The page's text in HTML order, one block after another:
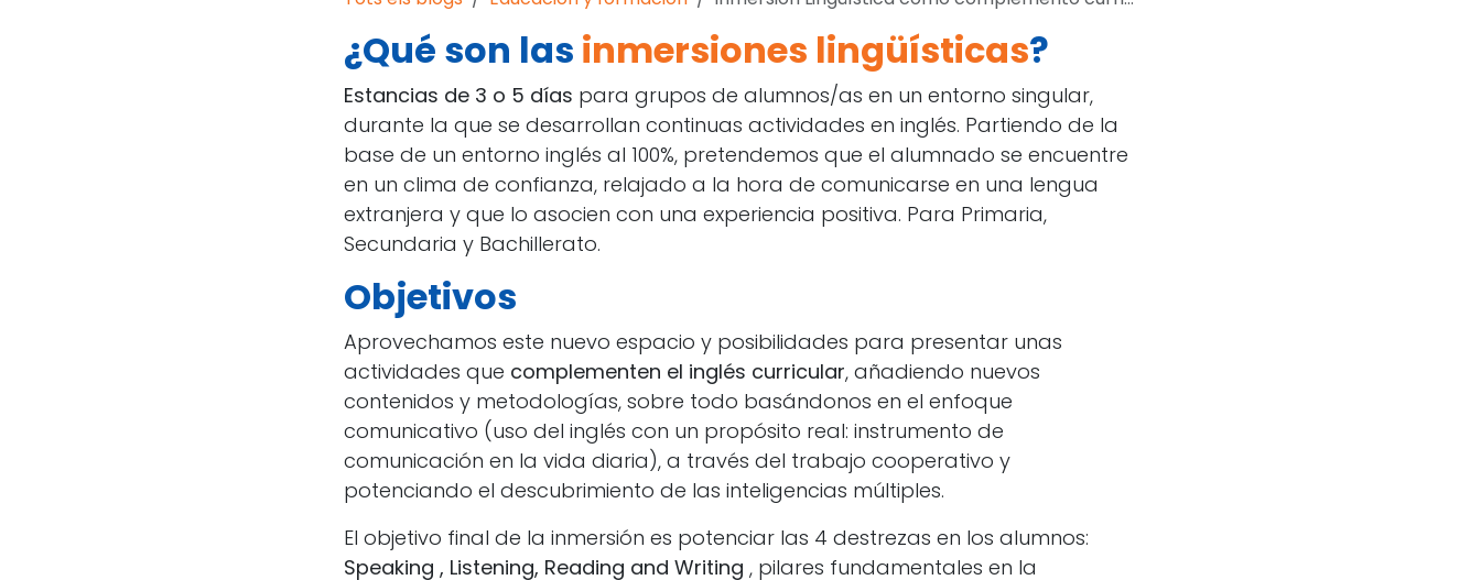
¿Qué son las inmersiones lingüísticas?
Estancias de 3 o 5 días para grupos de alumnos/as en un entorno singular,
durante la que se desarrollan continuas actividades en inglés. Partiendo de la
base de un entorno inglés al 100%, pretendemos que el alumnado se encuentre
en un clima de confianza, relajado a la hora de comunicarse en una lengua
extranjera y que lo asocien con una experiencia positiva. Para Primaria,
Secundaria y Bachillerato.
Objetivos
Aprovechamos este nuevo espacio y posibilidades para presentar unas
actividades que complementen el inglés curricular, añadiendo nuevos
contenidos y metodologías, sobre todo basándonos en el enfoque
comunicativo (uso del inglés con un propósito real: instrumento de
comunicación en la vida diaria), a través del trabajo cooperativo y
potenciando el descubrimiento de las inteligencias múltiples.
El objetivo final de la inmersión es potenciar las 4 destrezas en los alumnos:
Speaking , Listening, Reading and Writing , pilares fundamentales en la